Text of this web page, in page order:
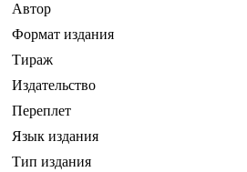
Автор
Формат издания
Тираж
Издательство
Переплет
Язык издания
Тип издания